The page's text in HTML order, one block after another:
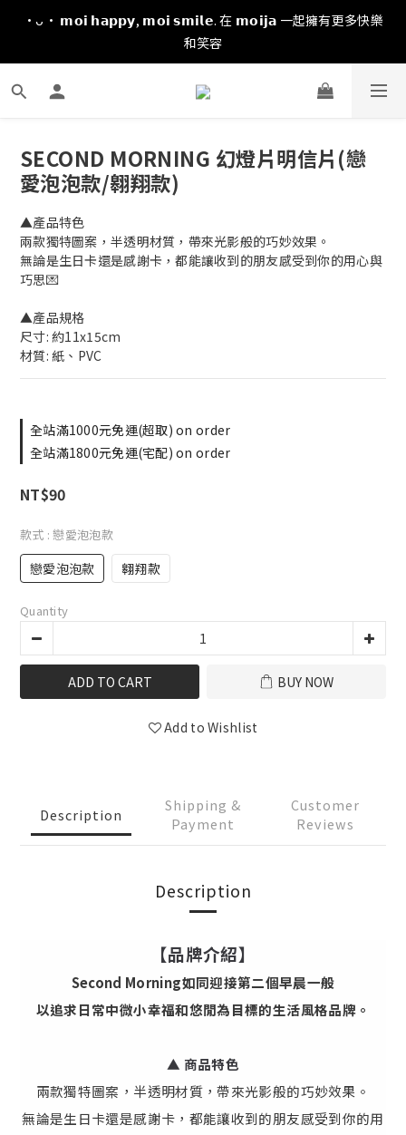
·ᴗ· 𝗺𝗼𝗶 𝗵𝗮𝗽𝗽𝘆, 𝗺𝗼𝗶 𝘀𝗺𝗶𝗹𝗲. 在 𝗺𝗼𝗶𝗷𝗮 一起擁有更多快樂
和笑容
SECOND MORNING 幻燈片明信片(戀
愛泡泡款/翱翔款)
▲產品特色
兩款獨特圖案，半透明材質，帶來光影般的巧妙效果。
無論是生日卡還是感謝卡，都能讓收到的朋友感受到你的用心與
巧思💌
▲產品規格
尺寸: 約11x15cm
材質: 紙、PVC
全站滿1000元免運(超取) on order
全站滿1800元免運(宅配) on order
NT$90
款式 : 戀愛泡泡款
戀愛泡泡款 翱翔款
Quantity
ADD TO CART BUY NOW
Add to Wishlist
Description
Shipping &
Payment
Customer
Reviews
Description
【品牌介紹】
Second Morning如同迎接第二個早晨一般
以追求日常中微小幸福和悠閒為目標的生活風格品牌。
▲ 商品特色
兩款獨特圖案，半透明材質，帶來光影般的巧妙效果。
無論是生日卡還是感謝卡，都能讓收到的朋友感受到你的用